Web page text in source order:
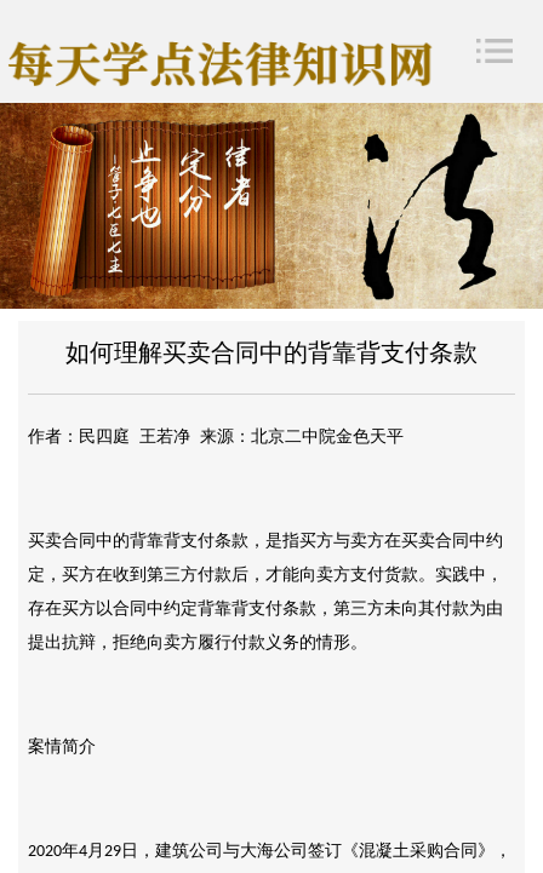
如何理解买卖合同中的背靠背支付条款
作者：民四庭 王若净 来源：北京二中院金色天平
买卖合同中的背靠背支付条款，是指买方与卖方在买卖合同中约
定，买方在收到第三方付款后，才能向卖方支付货款。实践中，
存在买方以合同中约定背靠背支付条款，第三方未向其付款为由
提出抗辩，拒绝向卖方履行付款义务的情形。
案情简介
2020年4 月 29日，建筑公司与大海公司签订《混凝土采购合同》，